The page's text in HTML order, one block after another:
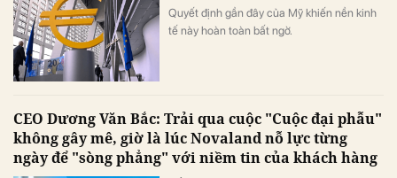
Quyết định gần đây của Mỹ khiến nền kinh
tế này hoàn toàn bất ngờ.
CEO Dương Văn Bắc: Trải qua cuộc "Cuộc đại phẫu"
không gây mê, giờ là lúc Novaland nỗ lực từng
ngày để "sòng phẳng" với niềm tin của khách hàng